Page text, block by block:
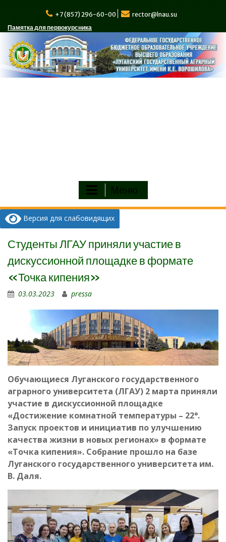
содержимому
+7 (857) 296-60-00
rector@lnau.su
Памятка для первокурсника
Меню
Версия для слабовидящих
Студенты ЛГАУ приняли участие в
дискуссионной площадке в формате
«Точка кипения»
03.03.2023 pressa
Обучающиеся Луганского государственного
аграрного университета (ЛГАУ) 2 марта приняли
участие в дискуссионной площадке
«Достижение комнатной температуры – 22°.
Запуск проектов и инициатив по улучшению
качества жизни в новых регионах» в формате
«Точка кипения». Собрание прошло на базе
Луганского государственного университета им.
В. Даля.